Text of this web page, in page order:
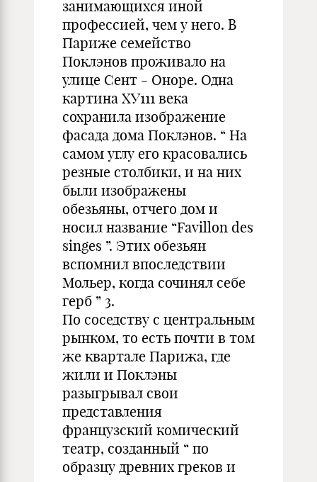
занимающихся иной
профессией, чем у него. В
Париже семейство
Поклэнов проживало на
улице Сент - Оноре. Одна
картина ХУ111 века
сохранила изображение
фасада дома Поклэнов. “ На
самом углу его красовались
резные столбики, и на них
были изображены
обезьяны, отчего дом и
носил название “Favillon des
singes ”. Этих обезьян
вспомнил впоследствии
Мольер, когда сочинял себе
герб ” 3.
По соседству с центральным
рынком, то есть почти в том
же квартале Парижа, где
жили и Поклэны
разыгрывал свои
представления
французский комический
театр, созданный “ по
образцу древних греков и